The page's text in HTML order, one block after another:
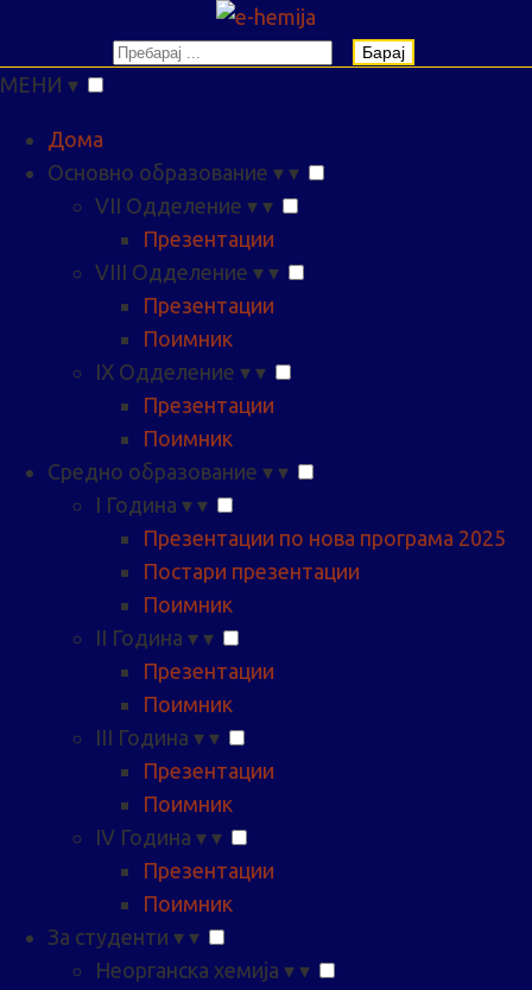
Барај
МЕНИ ▾
Дома
Основно образование ▾ ▾
VII Одделение ▾ ▾
Презентации
VIII Одделение ▾ ▾
Презентации
Поимник
IX Одделение ▾ ▾
Презентации
Поимник
Средно образование ▾ ▾
I Година ▾ ▾
Презентации по нова програма 2025
Постари презентации
Поимник
II Година ▾ ▾
Презентации
Поимник
III Година ▾ ▾
Презентации
Поимник
IV Година ▾ ▾
Презентации
Поимник
За студенти ▾ ▾
Неорганска хемија ▾ ▾